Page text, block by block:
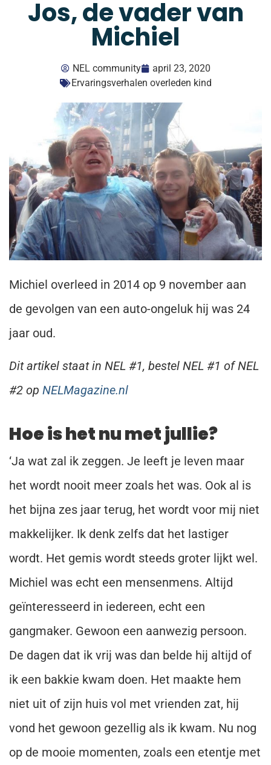
Jos, de vader van
Michiel
NEL community
april 23, 2020
Ervaringsverhalen overleden kind
Michiel overleed in 2014 op 9 november aan
de gevolgen van een auto-ongeluk hij was 24
jaar oud.
Dit artikel staat in NEL #1, bestel NEL #1 of NEL
#2 op NELMagazine.nl
Hoe is het nu met jullie?
‘Ja wat zal ik zeggen. Je leeft je leven maar
het wordt nooit meer zoals het was. Ook al is
het bijna zes jaar terug, het wordt voor mij niet
makkelijker. Ik denk zelfs dat het lastiger
wordt. Het gemis wordt steeds groter lijkt wel.
Michiel was echt een mensenmens. Altijd
geïnteresseerd in iedereen, echt een
gangmaker. Gewoon een aanwezig persoon.
De dagen dat ik vrij was dan belde hij altijd of
ik een bakkie kwam doen. Het maakte hem
niet uit of zijn huis vol met vrienden zat, hij
vond het gewoon gezellig als ik kwam. Nu nog
op de mooie momenten, zoals een etentje met